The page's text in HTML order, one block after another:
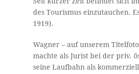
des Tourismus einzutauchen.
1919).
Wagner – auf unserem
machte als Jurist bei der priv.
seine Laufbahn als